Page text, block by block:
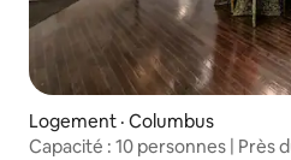
Logement · Columbus
Capacité : 10 personnes | Près